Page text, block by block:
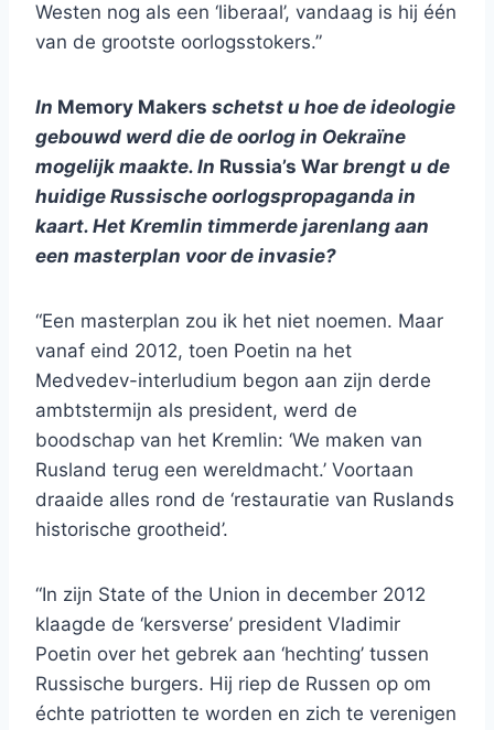
Westen nog als een ‘liberaal’, vandaag is hij één
van de grootste oorlogsstokers.”
In Memory Makers schetst u hoe de ideologie
gebouwd werd die de oorlog in Oekraïne
mogelijk maakte. In Russia’s War brengt u de
huidige Russische oorlogspropaganda in
kaart. Het Kremlin timmerde jarenlang aan
een masterplan voor de invasie?
“Een masterplan zou ik het niet noemen. Maar
vanaf eind 2012, toen Poetin na het
Medvedev-interludium begon aan zijn derde
ambtstermijn als president, werd de
boodschap van het Kremlin: ‘We maken van
Rusland terug een wereldmacht.’ Voortaan
draaide alles rond de ‘restauratie van Ruslands
historische grootheid’.
“In zijn State of the Union in december 2012
klaagde de ‘kersverse’ president Vladimir
Poetin over het gebrek aan ‘hechting’ tussen
Russische burgers. Hij riep de Russen op om
échte patriotten te worden en zich te verenigen